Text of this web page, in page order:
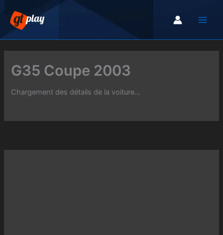
contenu
G35 Coupe 2003
Chargement des détails de la voiture...